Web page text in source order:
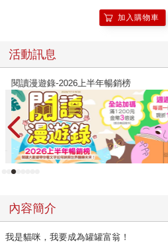
加入購物車
活動訊息
閱讀漫遊錄-2026上半年暢銷榜
內容簡介
我是貓咪，我要成為罐罐富翁！